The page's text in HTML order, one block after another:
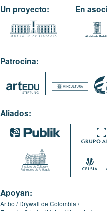
Un proyecto: En
Patrocina:
Aliados:
Apoyan:
Artbo
Drywall de Colombia